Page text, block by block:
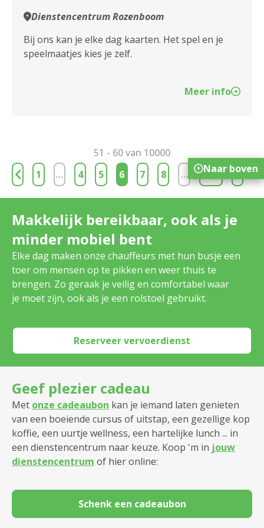
Dienstencentrum Huize Berchem
Dienstencentrum Kerkeveld
Dienstencentrum Molengeest
Dienstencentrum Moretusburg
Dienstencentrum Oversnes
Dienstencentrum Portugesehof
Dienstencentrum Pulhof
Dienstencentrum Romanza
Dienstencentrum Santiago
Dienstencentrum Seefhoek
Dienstencentrum Silsburg
Dienstencentrum Sint Andries
Dienstencentrum Ten Gaarde
Dienstencentrum Tuinwijk
Dienstencentrum Rozenboom
Bij ons kan je elke dag kaarten. Het spel en je
speelmaatjes kies je zelf.
Meer info
51 - 60 van 10000
1
… 4 5 6 7 8 … 1000
Makkelijk bereikbaar, ook als je
minder mobiel bent
Elke dag maken onze chauffeurs met hun busje een
toer om mensen op te pikken en weer thuis te
brengen. Zo geraak je veilig en comfortabel waar
je moet zijn, ook als je een rolstoel gebruikt.
Reserveer vervoerdienst
Geef plezier cadeau
Met onze cadeaubon kan je iemand laten genieten
van een boeiende cursus of uitstap, een gezellige kop
koffie, een uurtje wellness, een hartelijke lunch ... in
een dienstencentrum naar keuze. Koop 'm in jouw
dienstencentrum of hier online:
Schenk een cadeaubon
Naar boven